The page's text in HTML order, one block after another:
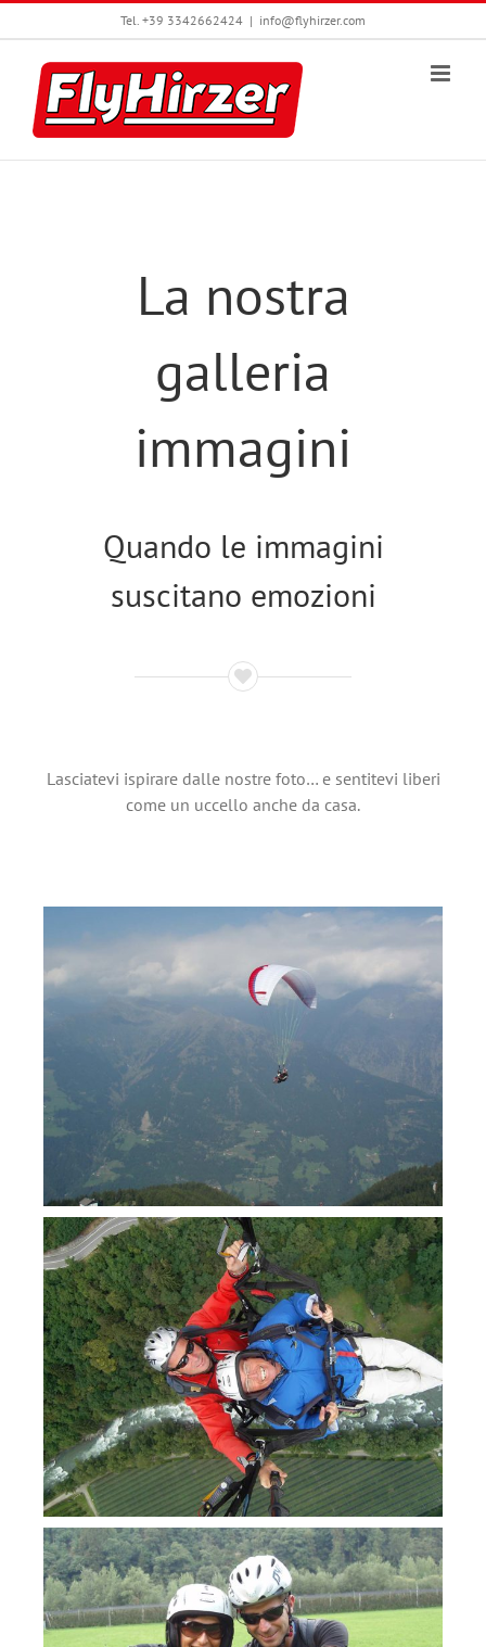
to
content
Tel. +39 3342662424 | info@flyhirzer.com
La nostra
galleria
immagini
Quando le immagini
suscitano emozioni
Lasciatevi ispirare dalle nostre foto… e sentitevi liberi
come un uccello anche da casa.